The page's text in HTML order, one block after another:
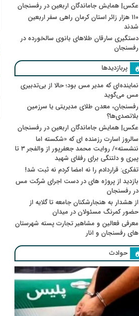
عکس| همایش جاماندگان اربعین در رفسنجان
۱۱۰ هزار زائر استان کرمان راهی سفر اربعین
شدند
دستگیری سارقان طلاهای بانوی سالخورده در
رفسنجان
پربازدیدها
نماینده‌ای که مدیر مس بود؛ حالا از بی‌تدبیری
مس می‌گوید
رفسنجان، معدن طلای مدیریتی یا سرزمین
بلاتصدی‌ها؟
عکس| همایش جاماندگان اربعین در رفسنجان
سالروز اسارت رزمنده ای که «شکسته اما
ننشسته»/ روایت محمد جعفرپور از والفجر ۳ تا
پیری و دلتنگی برای رفقای شهید
تفکری: قراردادم را نه امضا کردم نه ثبت شد!
بازدید از پروژه های در دست اجرای شرکت مس
در رفسنجان
از هشدار به هنجارشکنان جامعه تا گلایه از
حضور کمرنگ مسئولان در میدان
معرفی فعالین و مشاهیر تجارت پسته شهرستان
های رفسنجان و انار
حوادث